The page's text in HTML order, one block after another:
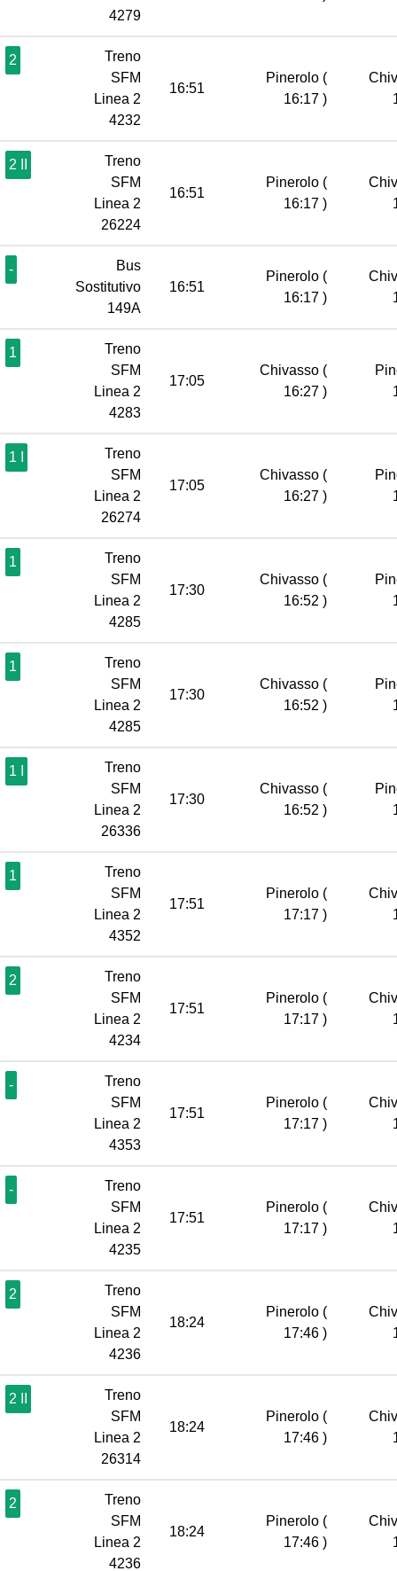
4279
2
Treno
SFM
Linea 2
4232
16:51
Pinerolo (
16:17 )
2 II
Treno
SFM
Linea 2
26224
16:51
Pinerolo (
16:17 )
-
Bus
Sostitutivo
149A
16:51
Pinerolo (
16:17 )
1
Treno
SFM
Linea 2
4283
17:05
Chivasso (
16:27 )
1 I
Treno
SFM
Linea 2
26274
17:05
Chivasso (
16:27 )
1
Treno
SFM
Linea 2
4285
17:30
Chivasso (
16:52 )
1
Treno
SFM
Linea 2
4285
17:30
Chivasso (
16:52 )
1 I
Treno
SFM
Linea 2
26336
17:30
Chivasso (
16:52 )
1
Treno
SFM
Linea 2
4352
17:51
Pinerolo (
17:17 )
2
Treno
SFM
Linea 2
4234
17:51
Pinerolo (
17:17 )
-
Treno
SFM
Linea 2
4353
17:51
Pinerolo (
17:17 )
-
Treno
SFM
Linea 2
4235
17:51
Pinerolo (
17:17 )
2
Treno
SFM
Linea 2
4236
18:24
Pinerolo (
17:46 )
2 II
Treno
SFM
Linea 2
26314
18:24
Pinerolo (
17:46 )
2
Treno
SFM
Linea 2
4236
18:24
Pinerolo (
17:46 )